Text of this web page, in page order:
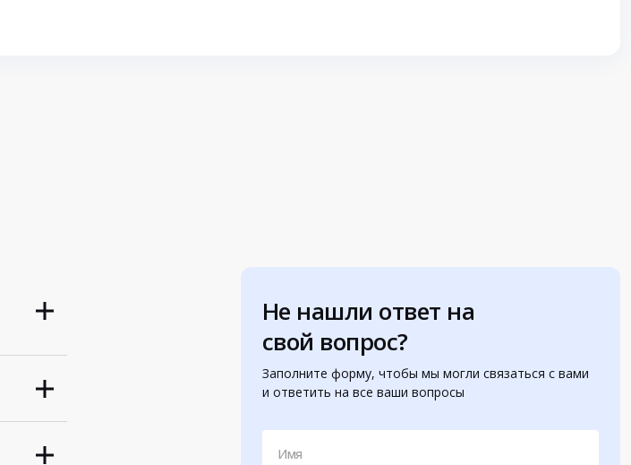
Не нашли ответ на
свой вопрос?
Заполните форму, чтобы мы могли связаться с вами
и ответить на все ваши вопросы
Имя